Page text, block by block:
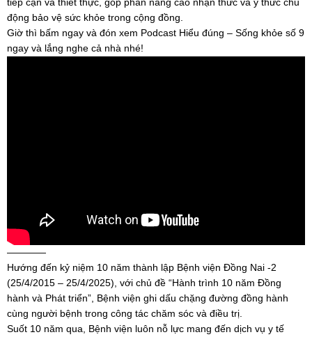
động bảo vệ sức khỏe trong cộng đồng.
Giờ thì bấm ngay và đón xem Podcast Hiểu đúng – Sống khỏe số 9
ngay và lắng nghe cả nhà nhé!
————
Hướng đến kỷ niệm 10 năm thành lập Bệnh viện Đồng Nai -2
(25/4/2015 – 25/4/2025), với chủ đề “Hành trình 10 năm Đồng
hành và Phát triển”, Bệnh viện ghi dấu chặng đường đồng hành
cùng người bệnh trong công tác chăm sóc và điều trị.
Suốt 10 năm qua, Bệnh viện luôn nỗ lực mang đến dịch vụ y tế